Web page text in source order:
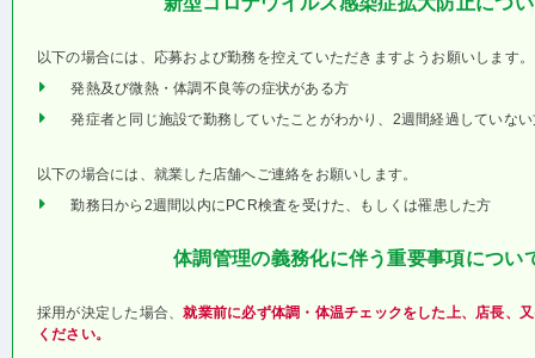
以下の場合には、応募および勤務を控えていただきますようお願いします。
発熱及び微熱・体調不良等の症状がある方
発症者と同じ施設で勤務していたことがわかり、2週間経過していな
以下の場合には、就業した店舗へご連絡をお願いします。
勤務日から2週間以内にPCR検査を受けた、もしくは罹患した方
体調管理の義務化に伴う重要事項につい
採用が決定した場合、就業前に必ず体調・体温チェックをした上、店長、
ください。